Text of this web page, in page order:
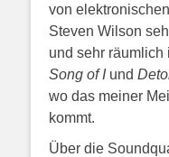
von
Steven Wilson
und sehr räumlich
Song of Iund
wo das meiner
kommt.
Über die